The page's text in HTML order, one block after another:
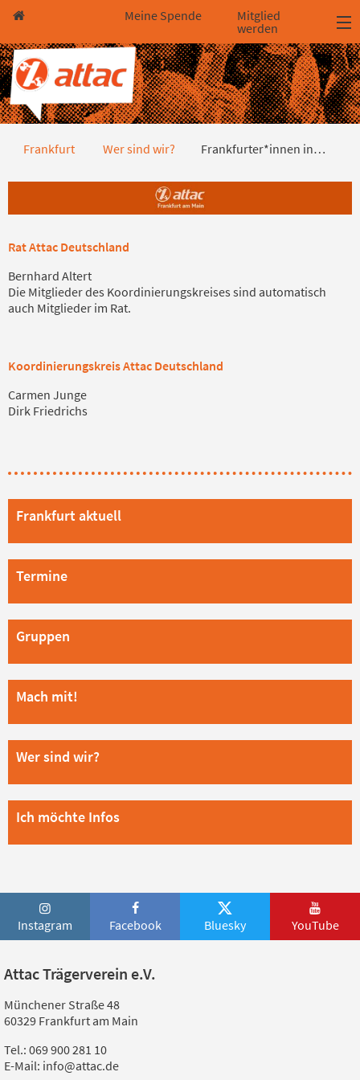
Direkt zum Hauptinhalt springen
Direkt zur Haupt-Navigation springen
Direkt zur Service-Navigation springen
Direkt zur Footer-Navigation springen
Direkt zum Footerinhalt springen
Meine Spende
Mitglied
werden
Frankfurter*innen in
Frankfurt Wer sind wir? Frankfurter*innen in…
Rat Attac Deutschland
Bernhard Altert
Die Mitglieder des Koordinierungskreises sind automatisch
auch Mitglieder im Rat.
Koordinierungskreis Attac Deutschland
Carmen Junge
Dirk Friedrichs
Frankfurt aktuell
Termine
Gruppen
Mach mit!
Wer sind wir?
Ich möchte Infos
Instagram Facebook Bluesky YouTube
Attac Trägerverein e.V.
Münchener Straße 48
60329 Frankfurt am Main
Tel.: 069 900 281 10
E-Mail: info@attac.de